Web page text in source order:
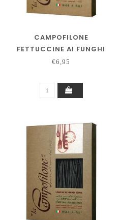
CAMPOFILONE
FETTUCCINE AI FUNGHI
€6,95